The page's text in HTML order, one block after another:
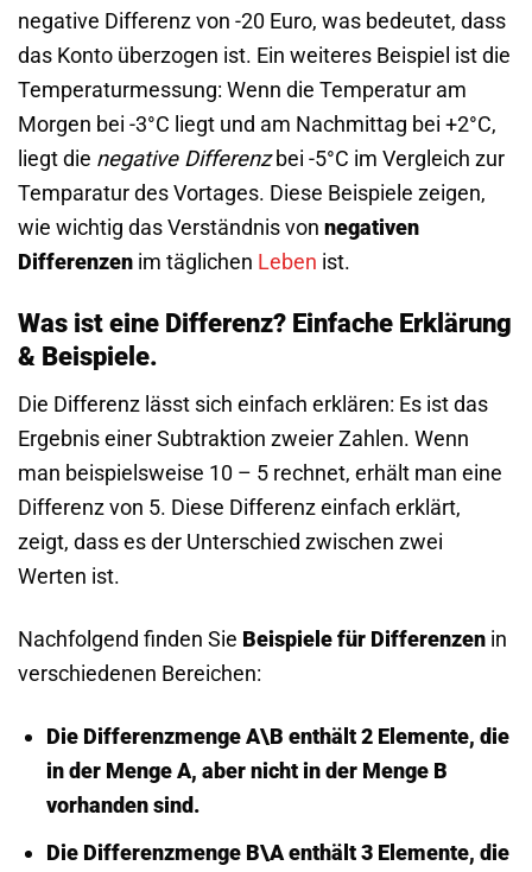
negative Differenz von -20 Euro, was bedeutet, dass
das Konto überzogen ist. Ein weiteres Beispiel ist die
Temperaturmessung: Wenn die Temperatur am
Morgen bei -3°C liegt und am Nachmittag bei +2°C,
liegt die negative Differenzbei -5°C im Vergleich zur
Temparatur des Vortages. Diese Beispiele zeigen,
wie wichtig das Verständnis von negativen
Differenzen im täglichen Leben ist.
Was ist eine Differenz? Einfache Erklärung
& Beispiele.
Die Differenz lässt sich einfach erklären: Es ist das
Ergebnis einer Subtraktion zweier Zahlen. Wenn
man beispielsweise 10 – 5 rechnet, erhält man eine
Differenz von 5. Diese Differenz einfach erklärt,
zeigt, dass es der Unterschied zwischen zwei
Werten ist.
Nachfolgend finden Sie Beispiele für Differenzen in
verschiedenen Bereichen:
Die Differenzmenge A\B enthält 2 Elemente, die
in der Menge A, aber nicht in der Menge B
vorhanden sind.
Die Differenzmenge B\Aenthält 3 Elemente, die